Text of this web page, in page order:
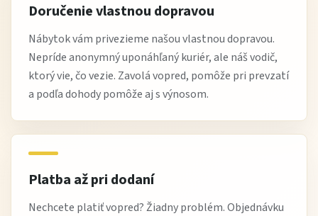
komfortne. Oceňujú aj jednoduchú údržbu a
reprezentatívny charakter súpravy.
Veľkým plusom je jej schopnosť premeniť obývačku na
elegantný a útulný priestor.
Najčastejšie otázky
Je koža náročná na údržbu?
Nie, stačí pravidelné čistenie a občasná starostlivosť o
Doručenie vlastnou dopravou
Nábytok vám privezieme našou vlastnou dopravou.
Nepríde anonymný uponáhľaný kuriér, ale náš vodič,
ktorý vie, čo vezie. Zavolá vopred, pomôže pri prevzatí
a podľa dohody pomôže aj s výnosom.
Platba až pri dodaní
Nechcete platiť vopred? Žiadny problém. Objednávku